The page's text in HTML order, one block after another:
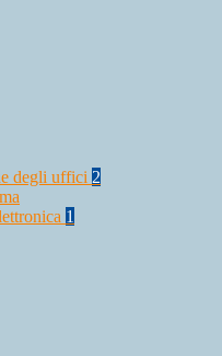
degli uffici 2
1